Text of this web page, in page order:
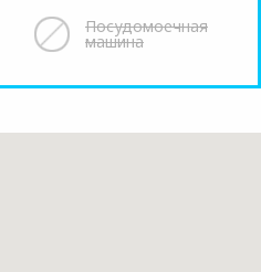
Посудомоечная
машина